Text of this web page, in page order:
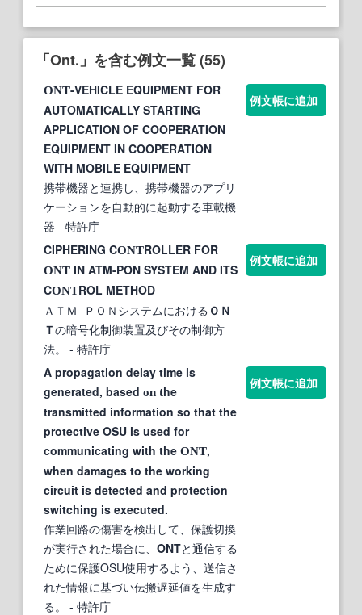
「Ont.」を含む例文一覧 (55)
ONT-VEHICLE EQUIPMENT FOR
AUTOMATICALLY STARTING
APPLICATION OF COOPERATION
EQUIPMENT IN COOPERATION
WITH MOBILE EQUIPMENT
携帯機器と連携し、携帯機器のアプリ
ケーションを自動的に起動する車載機
器 - 特許庁
例文帳に追加
CIPHERING CONTROLLER FOR
ONT IN ATM-PON SYSTEM AND ITS
CONTROL METHOD
ＡＴＭ−ＰＯＮシステムにおける ＯＮ
Ｔの暗号化制御装置及びその制御方
法。
- 特許庁
例文帳に追加
A propagation delay time is
generated, based on the
transmitted information so that the
protective OSU is used for
communicating with the ONT,
when damages to the working
circuit is detected and protection
switching is executed.
作業回路の傷害を検出して、保護切換
が実行された場合に、 ONTと通信する
ために保護OSU使用するよう、送信さ
れた情報に基づい伝搬遅延値を生成す
る。
- 特許庁
例文帳に追加